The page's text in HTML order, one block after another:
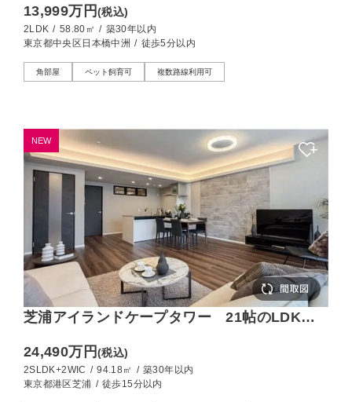
13,999万円(税込)
2LDK / 58.80㎡ / 築30年以内
東京都中央区日本橋中洲 / 徒歩5分以内
角部屋 ペット飼育可 複数路線利用可
NEW
芝浦アイランドケープタワー 21帖のLDKで
2SLDK
24,490万円(税込)
2SLDK+2WIC / 94.18㎡ / 築30年以内
東京都港区芝浦 / 徒歩15分以内